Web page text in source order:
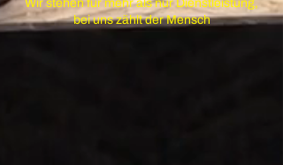
Wir stehen für mehr als nur Dienstleistung,
bei uns zählt der Mensch